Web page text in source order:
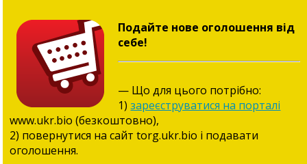
Подайте нове оголошення від
себе!
— Що для цього потрібно:
1)зареєструватися на порталі
www.ukr.bio (безкоштовно),
2) повернутися на сайт torg.ukr.bio і подавати
оголошення.